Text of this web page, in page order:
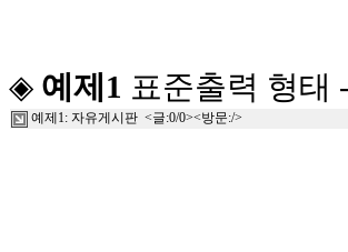
◈ 예제1 표준출력 형태
예제1: 자유게시판 <글:0/0><방문:/>